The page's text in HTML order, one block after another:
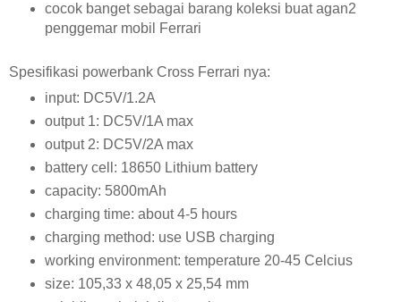
cocok banget sebagai barang koleksi buat agan2
penggemar mobil Ferrari
Spesifikasi powerbank Cross Ferrari nya:
input: DC5V/1.2A
output 1: DC5V/1A max
output 2: DC5V/2A max
battery cell: 18650 Lithium battery
capacity: 5800mAh
charging time: about 4-5 hours
charging method: use USB charging
working environment: temperature 20-45 Celcius
size: 105,33 x 48,05 x 25,54 mm